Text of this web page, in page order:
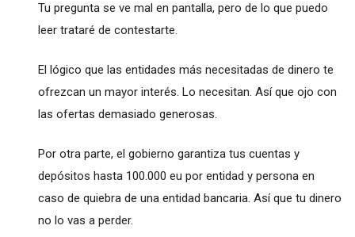
Tu pregunta se ve mal en pantalla, pero de lo que puedo
leer trataré de contestarte.
El lógico que las entidades más necesitadas de dinero te
ofrezcan un mayor interés. Lo necesitan. Así que ojo con
las ofertas demasiado generosas.
Por otra parte, el gobierno garantiza tus cuentas y
depósitos hasta 100.000 eu por entidad y persona en
caso de quiebra de una entidad bancaria. Así que tu dinero
no lo vas a perder.